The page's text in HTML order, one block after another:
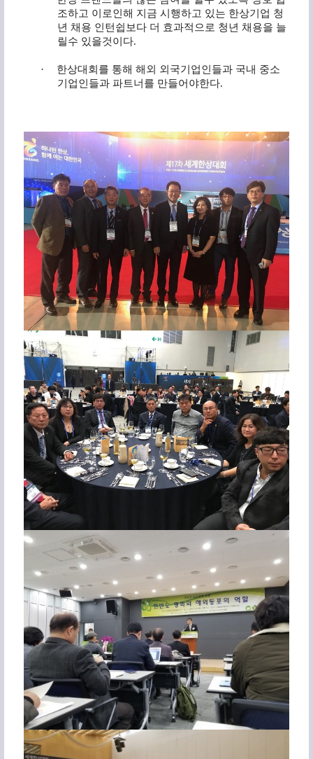
조하고 이로인해 지금 시행하고 있는 한상기업 청
년 채용 인턴쉽보다 더 효과적으로 청년 채용을 늘
릴수 있을것이다.
·
한상대회를 통해 해외 외국기업인들과 국내 중소
기업인들과 파트너를 만들어야한다.